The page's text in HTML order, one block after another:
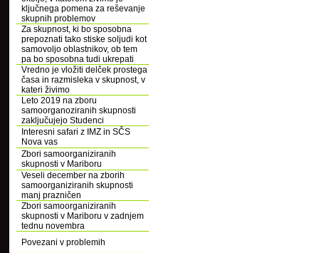
ključnega pomena za reševanje
skupnih problemov
Za skupnost, ki bo sposobna
prepoznati tako stiske soljudi kot
samovoljo oblastnikov, ob tem
pa bo sposobna tudi ukrepati
Vredno je vložiti delček prostega
časa in razmisleka v skupnost, v
kateri živimo
Leto 2019 na zboru
samoorganoziranih skupnosti
zaključujejo Studenci
Interesni safari z IMZ in SČS
Nova vas
Zbori samoorganiziranih
skupnosti v Mariboru
Veseli december na zborih
samoorganiziranih skupnosti
manj prazničen
Zbori samoorganiziranih
skupnosti v Mariboru v zadnjem
tednu novembra
Povezani v problemih